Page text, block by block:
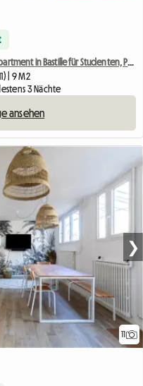
Möbliertes Studio-Apartment in Bastille für Studenten, Praktikanten oder Geschäftsreisende.
| 9 M2
3 Nächte
ansehen
11
❯